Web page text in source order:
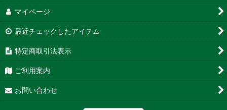
マイページ
最近チェックしたアイテム
特定商取引法表示
ご利用案内
お問い合わせ